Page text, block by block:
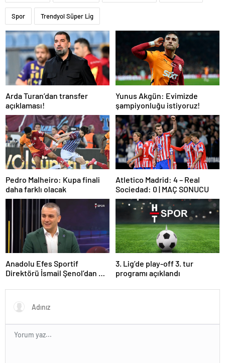
Spor Trendyol Süper Lig
Arda Turan’dan transfer
açıklaması!
Yunus Akgün: Evimizde
şampiyonluğu istiyoruz!
Pedro Malheiro: Kupa finali
daha farklı olacak
Atletico Madrid: 4 – Real
Sociedad: 0 | MAÇ SONUCU
Anadolu Efes Sportif
Direktörü İsmail Şenol’dan HT
Four’un hayalini kuruyorduk!
3. Lig’de play-off 3. tur
programı açıklandı